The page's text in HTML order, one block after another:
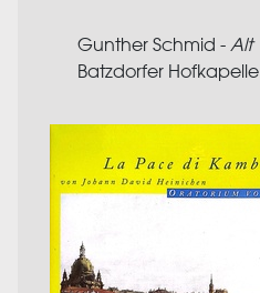
Gunther Schmid - Alt
Batzdorfer Hofkapelle